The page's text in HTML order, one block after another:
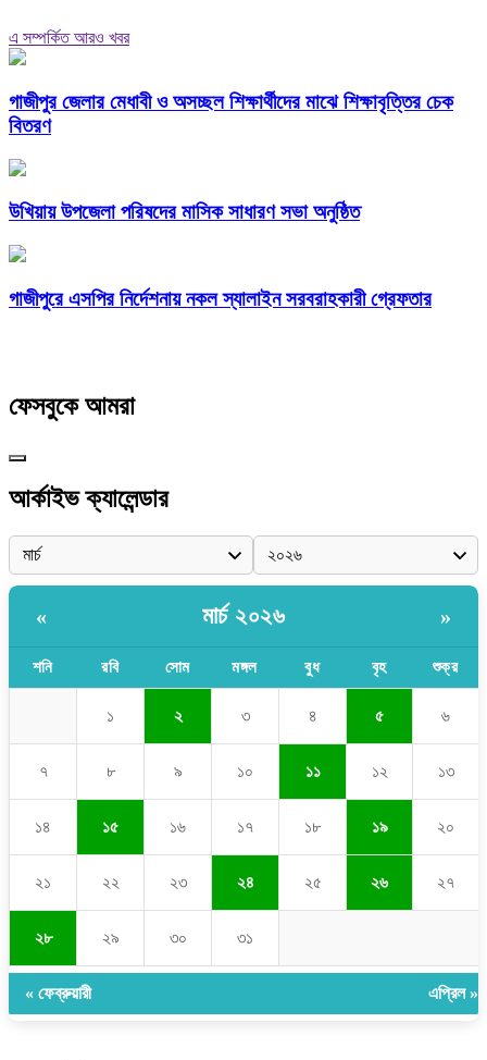
এ সম্পর্কিত আরও খবর
গাজীপুর জেলার মেধাবী ও অসচ্ছল শিক্ষার্থীদের মাঝে শিক্ষাবৃত্তির চেক
বিতরণ
উখিয়ায় উপজেলা পরিষদের মাসিক সাধারণ সভা অনুষ্ঠিত
গাজীপুরে এসপির নির্দেশনায় নকল স্যালাইন সরবরাহকারী গ্রেফতার
ফেসবুকে আমরা
আর্কাইভ ক্যালেন্ডার
« মার্চ ২০২৬ »
শনি রবি সোম মঙ্গল বুধ বৃহ শুক্র
১ ২ ৩ ৪ ৫ ৬
৭ ৮ ৯ ১০ ১১ ১২ ১৩
১৪ ১৫ ১৬ ১৭ ১৮ ১৯ ২০
২১ ২২ ২৩ ২৪ ২৫ ২৬ ২৭
২৮ ২৯ ৩০ ৩১
« ফেব্রুয়ারী এপ্রিল »